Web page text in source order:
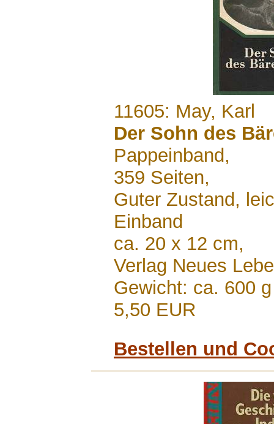
11605: May, Karl
Der Sohn des
Pappeinband,
359 Seiten,
Guter Zustand,
Einband
ca. 20 x 12 cm,
Verlag Neues
Gewicht: ca. 600 g
5,50 EUR
Bestellen und